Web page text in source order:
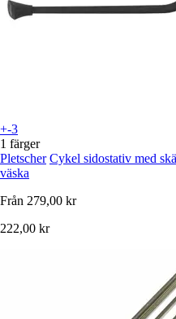
+-3
1 färger
Pletscher Cykel sidostativ med
väska
Från 279,00 kr
222,00 kr